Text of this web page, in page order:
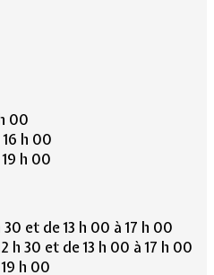
00
h 00
h 00
et de 13 h 00 à 17 h 00
h 30 et de 13 h 00 à 17 h 00
h 00